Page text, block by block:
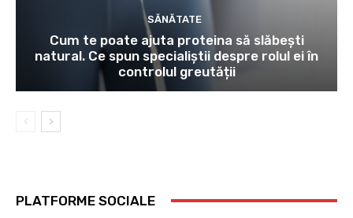
SĂNĂTATE
Cum te poate ajuta proteina să slăbești
natural. Ce spun specialiștii despre rolul ei în
controlul greutății
PLATFORME SOCIALE